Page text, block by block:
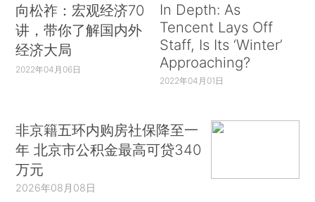
向松祚：宏观经济70
讲，带你了解国内外
经济大局
2022年04月06日
In Depth: As
Tencent Lays Off
Staff, Is Its ‘Winter’
Approaching?
2022年04月01日
非京籍五环内购房社保降至一
年 北京市公积金最高可贷340
万元
2026年08月08日